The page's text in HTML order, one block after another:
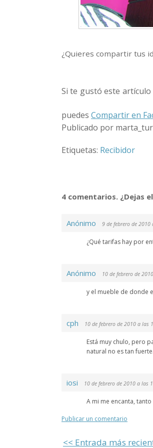
¿Quieres compartir tus
Si te gustó este
puedes Compartir en
Publicado por
Etiquetas: Recibidor
4 comentarios. ¿Dejas
Anónimo 9 de febrero de 2010
¿Qué tarifas hay por
Anónimo 10 de febrero de
y el mueble de donde
cph 10 de febrero de 2010 a las
Está muy chulo, pero
natural no es tan
iosi 10 de febrero de 2010 a las
A mi me encanta,
Publicar un comentario
<< Entrada más